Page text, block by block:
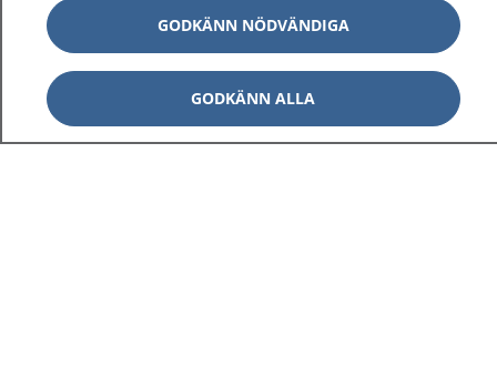
GODKÄNN NÖDVÄNDIGA
GODKÄNN ALLA